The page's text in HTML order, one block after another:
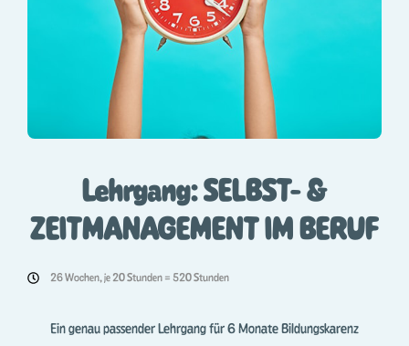
Lehrgang: SELBST- &
ZEITMANAGEMENT IM BERUF
26 Wochen, je 20 Stunden = 520 Stunden
Ein genau passender Lehrgang für 6 Monate Bildungskarenz